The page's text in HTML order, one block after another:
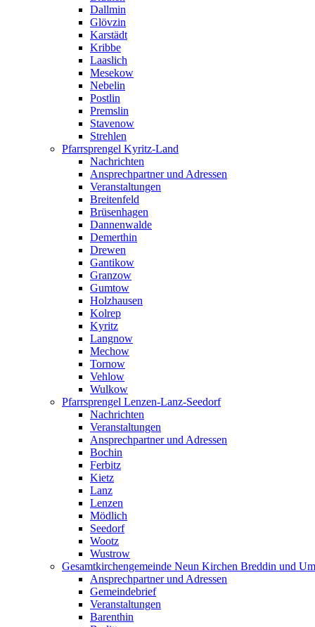
Dallmin
Glövzin
Karstädt
Kribbe
Laaslich
Mesekow
Nebelin
Postlin
Premslin
Stavenow
Strehlen
Pfarrsprengel Kyritz-Land
Nachrichten
Ansprechpartner und Adressen
Veranstaltungen
Breitenfeld
Brüsenhagen
Dannenwalde
Demerthin
Drewen
Gantikow
Granzow
Gumtow
Holzhausen
Kolrep
Kyritz
Langnow
Mechow
Tornow
Vehlow
Wulkow
Pfarrsprengel Lenzen-Lanz-Seedorf
Nachrichten
Veranstaltungen
Ansprechpartner und Adressen
Bochin
Ferbitz
Kietz
Lanz
Lenzen
Mödlich
Seedorf
Wootz
Wustrow
Gesamtkirchengemeinde Neun Kirchen Breddin und
Ansprechpartner und Adressen
Gemeindebrief
Veranstaltungen
Barenthin